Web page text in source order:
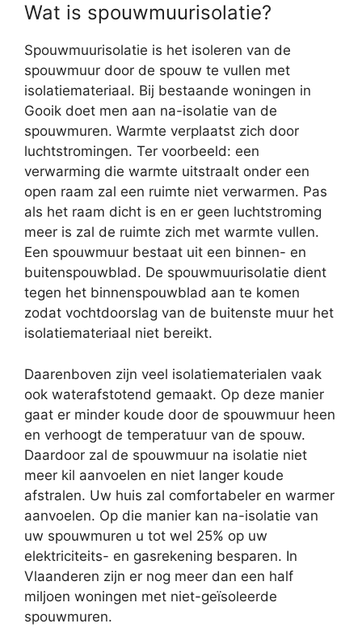
Wat is spouwmuurisolatie?
Spouwmuurisolatie is het isoleren van de
spouwmuur door de spouw te vullen met
isolatiemateriaal. Bij bestaande woningen in
Gooik doet men aan na-isolatie van de
spouwmuren. Warmte verplaatst zich door
luchtstromingen. Ter voorbeeld: een
verwarming die warmte uitstraalt onder een
open raam zal een ruimte niet verwarmen. Pas
als het raam dicht is en er geen luchtstroming
meer is zal de ruimte zich met warmte vullen.
Een spouwmuur bestaat uit een binnen- en
buitenspouwblad. De spouwmuurisolatie dient
tegen het binnenspouwblad aan te komen
zodat vochtdoorslag van de buitenste muur het
isolatiemateriaal niet bereikt.
Daarenboven zijn veel isolatiematerialen vaak
ook waterafstotend gemaakt. Op deze manier
gaat er minder koude door de spouwmuur heen
en verhoogt de temperatuur van de spouw.
Daardoor zal de spouwmuur na isolatie niet
meer kil aanvoelen en niet langer koude
afstralen. Uw huis zal comfortabeler en warmer
aanvoelen. Op die manier kan na-isolatie van
uw spouwmuren u tot wel 25% op uw
elektriciteits- en gasrekening besparen. In
Vlaanderen zijn er nog meer dan een half
miljoen woningen met niet-geïsoleerde
spouwmuren.